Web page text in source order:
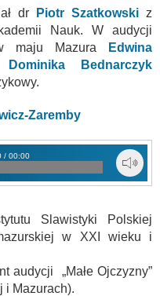
dr Piotr Szatkowski z
Nauk. W audycji
maju Mazura
Edwina
Dominika Bednarczyk
Zaremby
/ 00:00
Slawistyki Polskiej
w XXI wieku i
audycji „Małe Ojczyzny”
i Mazurach).